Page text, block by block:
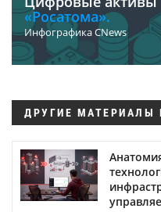
«Росатома».
Инфографика CNews
ДРУГИЕ МАТЕРИАЛЫ